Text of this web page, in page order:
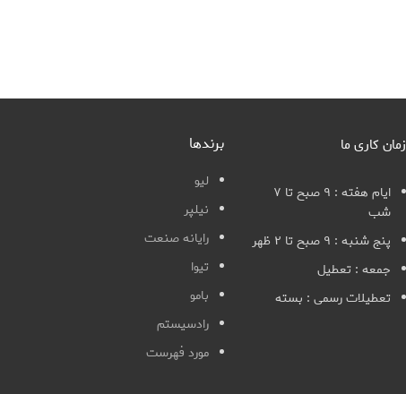
زمان کاری ما
ایام هفته : ۹ صبح تا ۷
شب
پنج شنبه : ۹ صبح تا ۲ ظهر
جمعه : تعطیل
تعطیلات رسمی : بسته
برندها
لیو
نیلپر
رایانه صنعت
تیوا
بامو
رادسیستم
مورد فهرست